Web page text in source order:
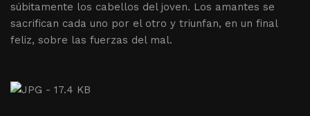
súbitamente los cabellos del joven. Los amantes se
sacrifican cada uno por el otro y triunfan, en un final
feliz, sobre las fuerzas del mal.